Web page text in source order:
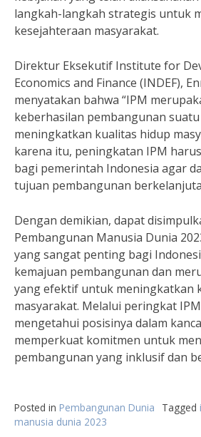
langkah-langkah strategis untuk
kesejahteraan masyarakat.
Direktur Eksekutif Institute for
Economics and Finance (INDEF),
menyatakan bahwa “IPM
keberhasilan pembangunan
meningkatkan kualitas hidup
karena itu, peningkatan IPM
bagi pemerintah Indonesia agar
tujuan pembangunan
Dengan demikian, dapat
Pembangunan Manusia Dunia
yang sangat penting bagi
kemajuan pembangunan dan
yang efektif untuk meningkatkan
masyarakat. Melalui peringkat
mengetahui posisinya dalam
memperkuat komitmen untuk
pembangunan yang inklusif dan
Posted in Pembangunan Dunia Tagged
manusia dunia 2023